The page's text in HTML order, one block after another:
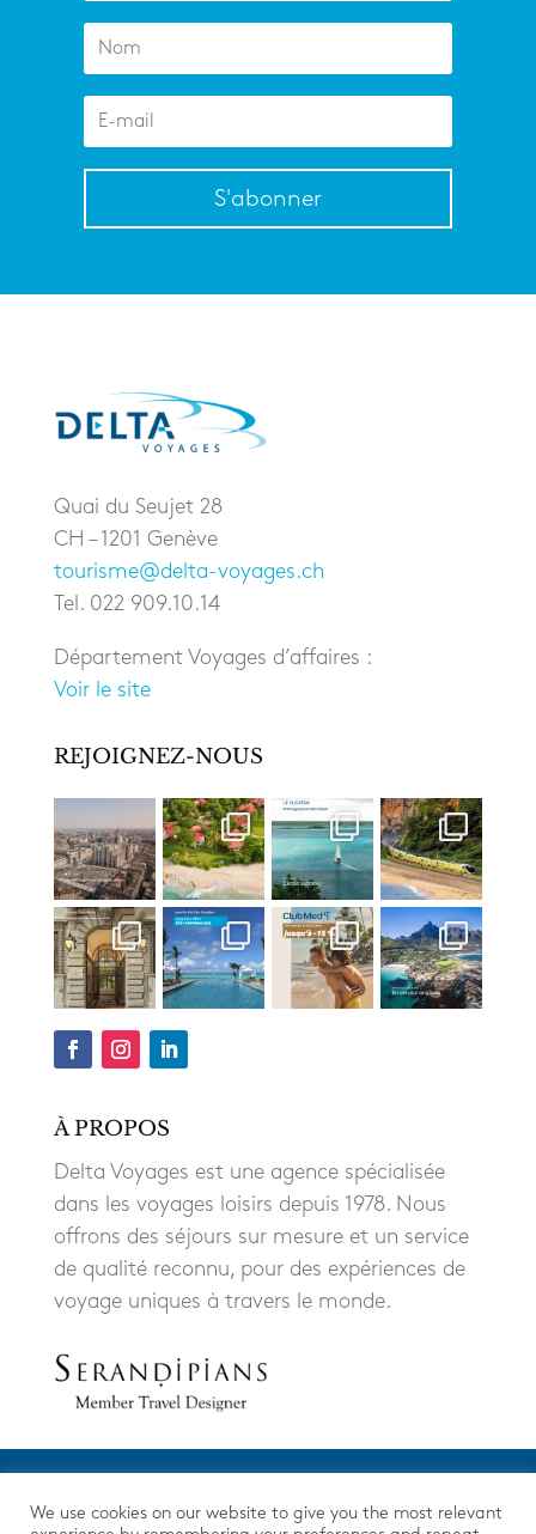
S'abonner
Quai du Seujet 28
CH – 1201 Genève
tourisme@delta-voyages.ch
Tel. 022 909.10.14
Département Voyages d’affaires :
Voir le site
REJOIGNEZ-NOUS
À PROPOS
Delta Voyages est une agence spécialisée
dans les voyages loisirs depuis 1978. Nous
offrons des séjours sur mesure et un service
de qualité reconnu, pour des expériences de
voyage uniques à travers le monde.
We use cookies on our website to give you the most relevant